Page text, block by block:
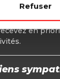
Refuser
en